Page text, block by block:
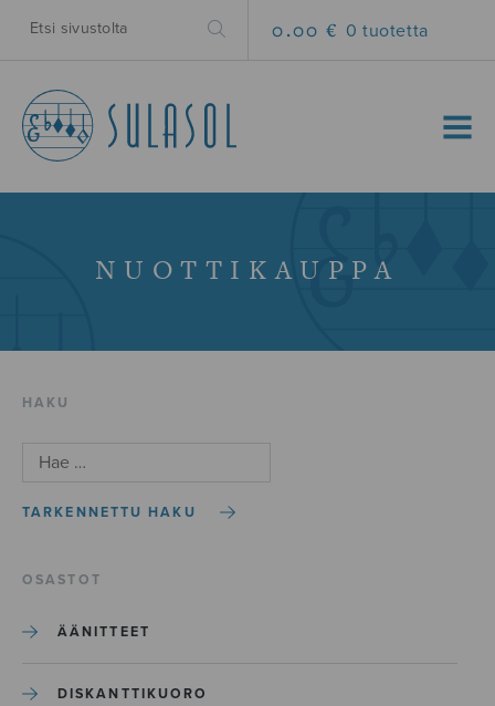
0.00 € 0 tuotetta
MENU
NUOTTIKAUPPA
HAKU
TARKENNETTU HAKU
OSASTOT
ÄÄNITTEET
DISKANTTIKUORO